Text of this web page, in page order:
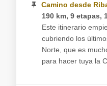
Camino desde
190 km, 9 etapas,
Este itinerario
cubriendo los
Norte, que es
para hacer tuya la